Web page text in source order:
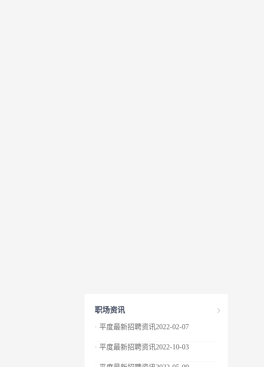
职场资讯
· 平度最新招聘资讯2022-02-07
· 平度最新招聘资讯2022-10-03